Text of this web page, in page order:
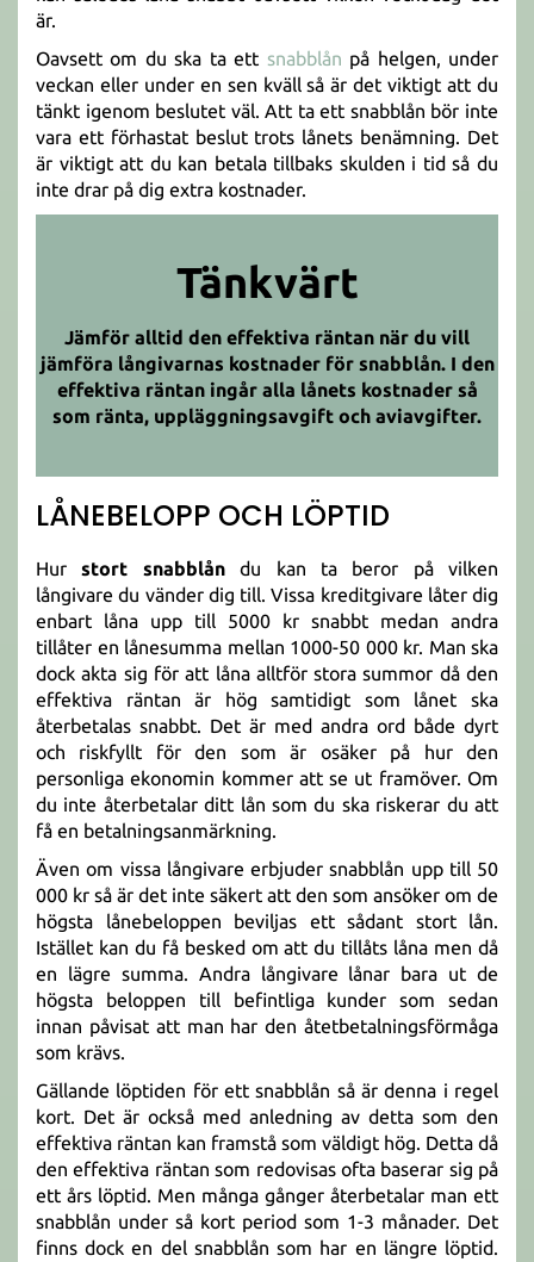
är.
Oavsett om du ska ta ett snabblån på helgen, under
veckan eller under en sen kväll så är det viktigt att du
tänkt igenom beslutet väl. Att ta ett snabblån bör inte
vara ett förhastat beslut trots lånets benämning. Det
är viktigt att du kan betala tillbaks skulden i tid så du
inte drar på dig extra kostnader.
Tänkvärt
Jämför alltid den effektiva räntan när du vill
jämföra långivarnas kostnader för snabblån. I den
effektiva räntan ingår alla lånets kostnader så
som ränta, uppläggningsavgift och aviavgifter.
LÅNEBELOPP OCH LÖPTID
Hurstort snabblåndu kan ta beror på vilken
långivare du vänder dig till. Vissa kreditgivare låter dig
enbart låna upp till 5000 kr snabbt medan andra
tillåter en lånesumma mellan 1000-50 000 kr. Man ska
dock akta sig för att låna alltför stora summor då den
effektiva räntan är hög samtidigt som lånet ska
återbetalas snabbt. Det är med andra ord både dyrt
och riskfyllt för den som är osäker på hur den
personliga ekonomin kommer att se ut framöver. Om
du inte återbetalar ditt lån som du ska riskerar du att
få en betalningsanmärkning.
Även om vissa långivare erbjuder snabblån upp till 50
000 kr så är det inte säkert att den som ansöker om de
högsta lånebeloppen beviljas ett sådant stort lån.
Istället kan du få besked om att du tillåts låna men då
en lägre summa. Andra långivare lånar bara ut de
högsta beloppen till befintliga kunder som sedan
innan påvisat att man har den åtetbetalningsförmåga
som krävs.
Gällande löptiden för ett snabblån så är denna i regel
kort. Det är också med anledning av detta som den
effektiva räntan kan framstå som väldigt hög. Detta då
den effektiva räntan som redovisas ofta baserar sig på
ett års löptid. Men många gånger återbetalar man ett
snabblån under så kort period som 1-3 månader. Det
finns dock en del snabblån som har en längre löptid.